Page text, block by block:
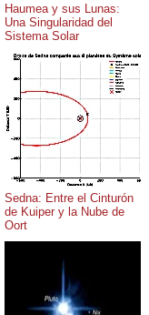
Haumea y sus Lunas:
Una Singularidad del
Sistema Solar
Sedna: Entre el Cinturón
de Kuiper y la Nube de
Oort